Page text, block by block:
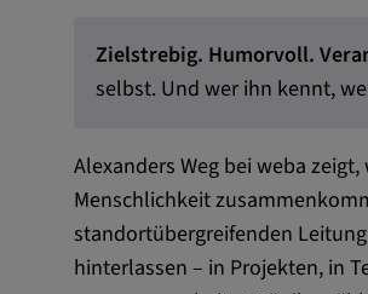
Zielstrebig. Humorvoll.
selbst. Und wer ihn kennt,
Alexanders Weg bei weba
Menschlichkeit
standortübergreifenden
hinterlassen – in Projekten, in
Zweck: Alle
Statistik
Statistik Cookies sammeln
Nutzerverhalten. Diese
unserer Nutzer auf unserer